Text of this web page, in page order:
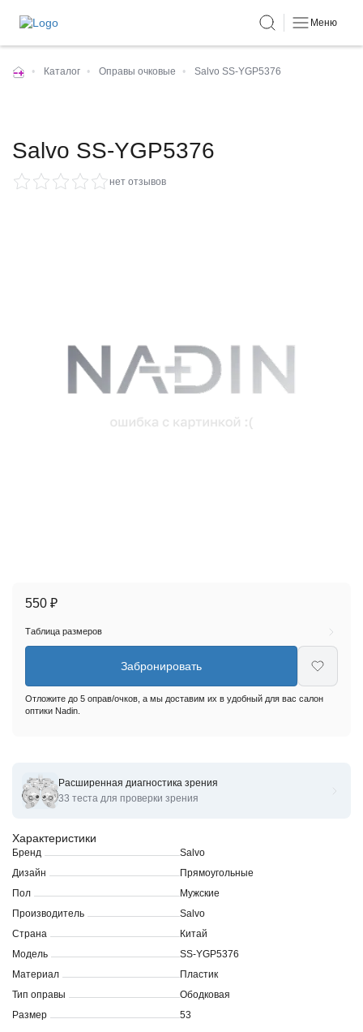
Меню
• Каталог • Оправы очковые • Salvo SS-YGP5376
Salvo SS-YGP5376
нет отзывов
Оправы для очков корригирующих Salvo SS-YGP5376
Характеристики
Бренд
Salvo
Дизайн
Прямоугольные
Пол
Мужские
Производитель
Salvo
Страна
Китай
Модель
SS-YGP5376
Материал
Пластик
Тип оправы
Ободковая
Размер
53
550 ₽
Таблица размеров
Забронировать
Отложите до 5 оправ/очков, а мы доставим их в удобный для вас салон
оптики Nadin.
Расширенная диагностика зрения
33 теста для проверки зрения